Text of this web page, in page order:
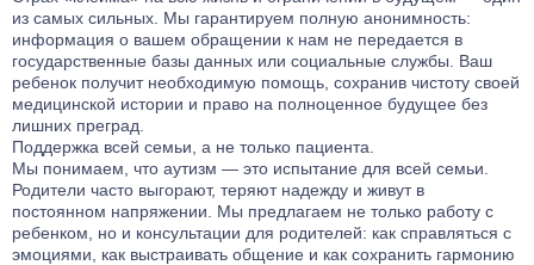
Консультация нарколога
Лечение от Дезоморфина
Лечение от Кетамина
Лечение от Опиума
Лечение от Фенобарбитала
Лечение от Эфедрина
Лечение от Трамадола
Лечение от Метадона
Алкоблокада
Кодирование Актоплекс
Кодирование от курения
Кодирование на 6 месяцев
Кодирование на 1 год
Компьютерное кодирование
Лечение энуреза
Лечение мигрени
Лечение неврастении
Лечение гипомании
Лечение психопатии
Лечение мании преследования
Лечение энкопреза
Лечение СДВГ
Лечение социопатии
из самых сильных. Мы гарантируем полную анонимность:
информация о вашем обращении к нам не передается в
государственные базы данных или социальные службы. Ваш
ребенок получит необходимую помощь, сохранив чистоту своей
медицинской истории и право на полноценное будущее без
лишних преград.
Поддержка всей семьи, а не только пациента.
Мы понимаем, что аутизм — это испытание для всей семьи.
Родители часто выгорают, теряют надежду и живут в
постоянном напряжении. Мы предлагаем не только работу с
ребенком, но и консультации для родителей: как справляться с
эмоциями, как выстраивать общение и как сохранить гармонию